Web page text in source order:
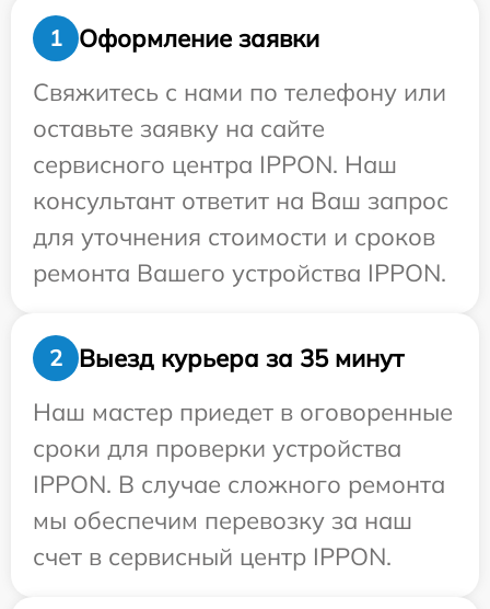
1
Оформление заявки
Свяжитесь с нами по телефону или
оставьте заявку на сайте
сервисного центра IPPON. Наш
консультант ответит на Ваш запрос
для уточнения стоимости и сроков
ремонта Вашего устройства IPPON.
2
Выезд курьера за 35 минут
Наш мастер приедет в оговоренные
сроки для проверки устройства
IPPON. В случае сложного ремонта
мы обеспечим перевозку за наш
счет в сервисный центр IPPON.